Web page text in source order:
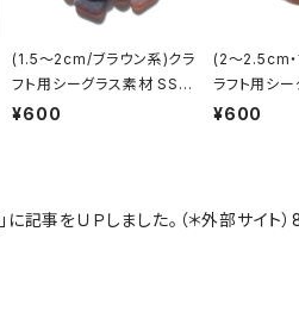
(1.5～2cm/ブラウン系)クラ
フト用シーグラス素材 SS-4
85
¥600
(2～2.5cm
ラフト用シ
-484
¥600
」に記事をＵＰしました。（＊外部サイト）